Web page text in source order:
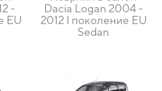
-
EU
Dacia Logan 2004 -
2012 I поколение EU
Sedan